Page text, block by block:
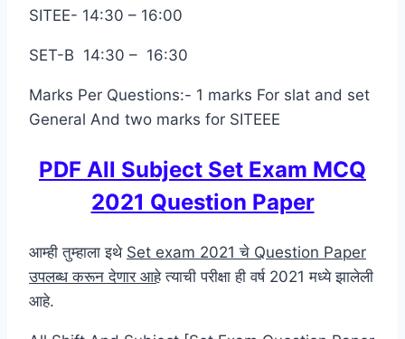
SITEE- 14:30 – 16:00
SET-B 14:30 – 16:30
Marks Per Questions:- 1 marks For slat and set
General And two marks for SITEEE
PDF All Subject Set Exam MCQ
2021 Question Paper
आम्ही तुम्हाला इथे Set exam 2021 चे Question Paper
उपलब्ध करून देणार आहेत्याची परीक्षा ही वर्ष 2021 मध्ये झालेली
आहे.